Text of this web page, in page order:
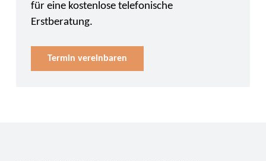
für eine kostenlose telefonische
Erstberatung.
Termin vereinbaren